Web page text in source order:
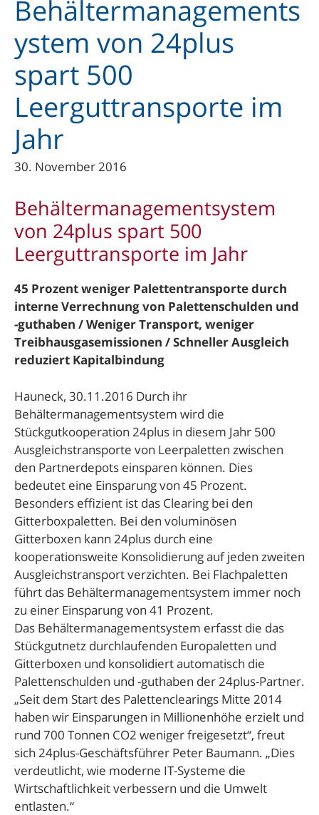
Behältermanagements
ystem von 24plus
spart 500
Leerguttransporte im
Jahr
30. November 2016
Behältermanagementsystem
von 24plus spart 500
Leerguttransporte im Jahr
45 Prozent weniger Palettentransporte durch
interne Verrechnung von Palettenschulden und
-guthaben / Weniger Transport, weniger
Treibhausgasemissionen / Schneller Ausgleich
reduziert Kapitalbindung
Hauneck, 30.11.2016 Durch ihr
Behältermanagementsystem wird die
Stückgutkooperation 24plus in diesem Jahr 500
Ausgleichstransporte von Leerpaletten zwischen
den Partnerdepots einsparen können. Dies
bedeutet eine Einsparung von 45 Prozent.
Besonders effizient ist das Clearing bei den
Gitterboxpaletten. Bei den voluminösen
Gitterboxen kann 24plus durch eine
kooperationsweite Konsolidierung auf jeden zweiten
Ausgleichstransport verzichten. Bei Flachpaletten
führt das Behältermanagementsystem immer noch
zu einer Einsparung von 41 Prozent.
Das Behältermanagementsystem erfasst die das
Stückgutnetz durchlaufenden Europaletten und
Gitterboxen und konsolidiert automatisch die
Palettenschulden und -guthaben der 24plus-Partner.
„Seit dem Start des Palettenclearings Mitte 2014
haben wir Einsparungen in Millionenhöhe erzielt und
rund 700 Tonnen CO2 weniger freigesetzt“, freut
sich 24plus-Geschäftsführer Peter Baumann. „Dies
verdeutlicht, wie moderne IT-Systeme die
Wirtschaftlichkeit verbessern und die Umwelt
entlasten.“